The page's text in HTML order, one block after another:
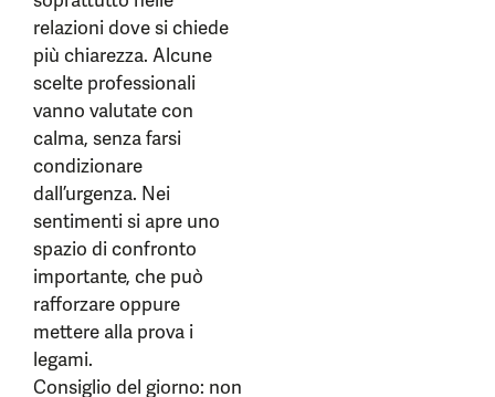
relazioni dove si chiede
più chiarezza. Alcune
scelte professionali
vanno valutate con
calma, senza farsi
condizionare
dall’urgenza. Nei
sentimenti si apre uno
spazio di confronto
importante, che può
rafforzare oppure
mettere alla prova i
legami.
Consiglio del giorno: non